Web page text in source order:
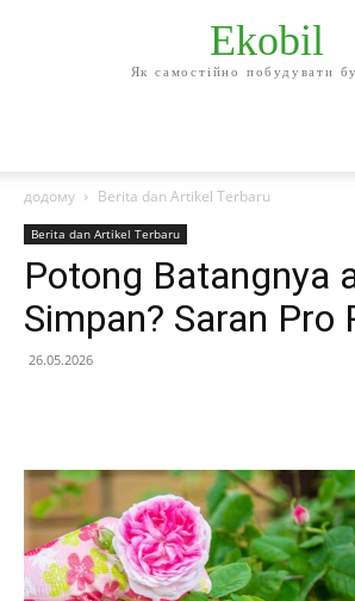
Ekobil
Як самостійно побудувати
додому Berita dan Artikel Terbaru
Berita dan Artikel Terbaru
Potong Batangnya
Simpan? Saran Pro
26.05.2026